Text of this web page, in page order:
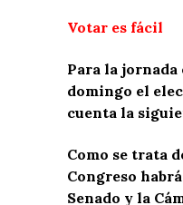
Votar es fácil
Para la
domingo el
cuenta la
Como se trata
Congreso
Senado y la